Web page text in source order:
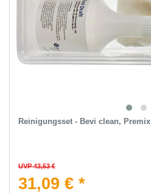
Reinigungsset - Bevi clean, Premix
UVP 43,53 €
31,09 € *